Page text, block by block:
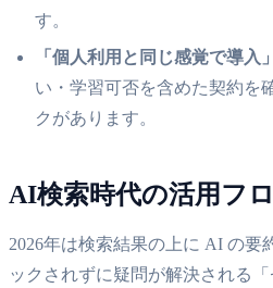
す。
「個人利用と同じ感覚で導入
い・学習可否を含めた契約を
クがあります。
AI検索時代の活用フ
2026年は検索結果の上に AI の要
ックされずに疑問が解決される